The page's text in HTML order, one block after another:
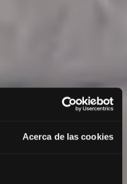
Acerca de las cookies